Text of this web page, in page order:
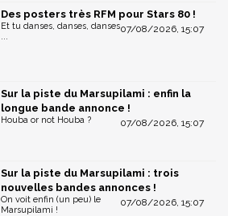
Des posters très RFM pour Stars 80 !
07/08/2026, 15:07
Et tu danses, danses, danses
...
Sur la piste du Marsupilami : enfin la
longue bande annonce !
07/08/2026, 15:07
Houba or not Houba ?
Sur la piste du Marsupilami : trois
nouvelles bandes annonces !
07/08/2026, 15:07
On voit enfin (un peu) le
Marsupilami !